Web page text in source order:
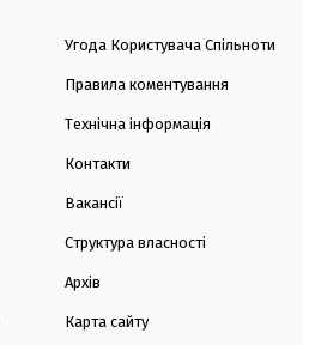
Угода Користувача Спільноти
Правила коментування
Технічна інформація
Контакти
Вакансії
Структура власності
Архів
Карта сайту